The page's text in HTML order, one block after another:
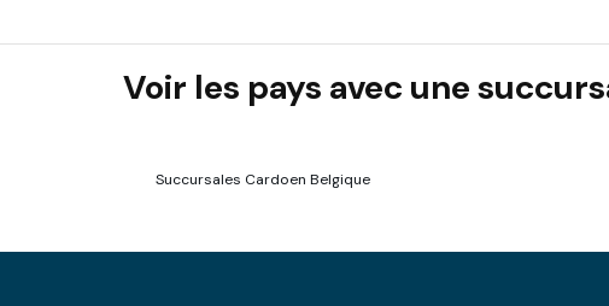
Voir les pays avec une
Succursales Cardoen Belgique